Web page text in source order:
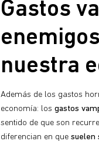
Gastos
nuestra
Además de los gastos
economía: los gastos
sentido de que son
diferencian en que suelen